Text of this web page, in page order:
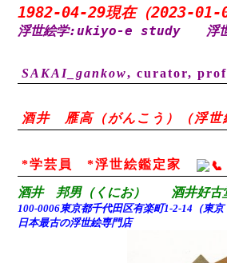
1982-04-29現在（2023-01-
浮世絵学:ukiyo-e study 浮
SAKAI_gankow, curator,
酒井 雁高（がんこう）（浮世
*学芸員 *浮世絵鑑定家
酒井 邦男（くにお） 酒井好
100-0006東京都千代田区有楽町1-2-14（東
日本最古の浮世絵専門店